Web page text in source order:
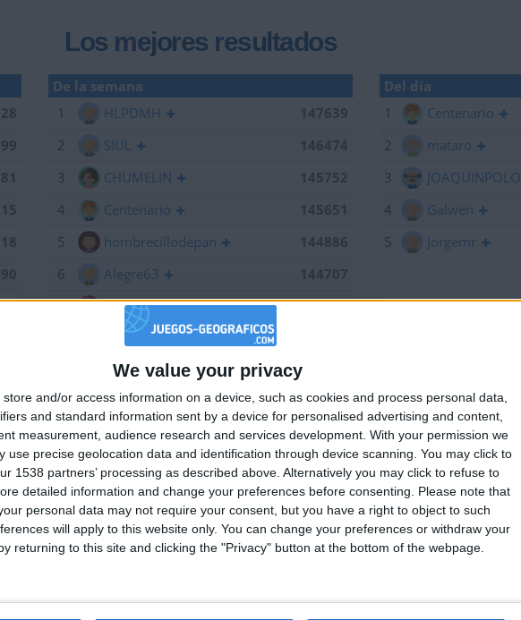
We value your privacy
store and/or access information on a device, such as cookies and process personal data,
and standard information sent by a device for personalised advertising and content,
measurement, audience research and services development. With your permission we
use precise geolocation data and identification through device scanning. You may click to
1538 partners’ processing as described above. Alternatively you may click to refuse to
detailed information and change your preferences before consenting.
Please note that
personal data may not require your consent, but you have a right to object to such
will apply to this website only. You can change your preferences or withdraw your
returning to this site and clicking the "Privacy" button at the bottom of the webpage.
Los mejores resultados
De la semana
1
HLPDMH
147639
2
SIUL
3
CHUMELIN
145752
4
Centenario
5
hombrecillodepan
144886
6
Alegre63
7
Bodero
144673
maherlo
karawankenwolf
143161
10
RUYDIAZ
142126
11
albamancha
142124
12
TNT
142101
13
mataro
141055
14
Antares41$
140928
Del día
1
Centenario
2
mataro
3
JOAQUINPOLO
4
Galwen
5
Jorgemr
🇺🇸 We noticed you’re visiting from
an English-speaking country
Join our American version now and be among
the firsts to submit your score on our
leaderboards!